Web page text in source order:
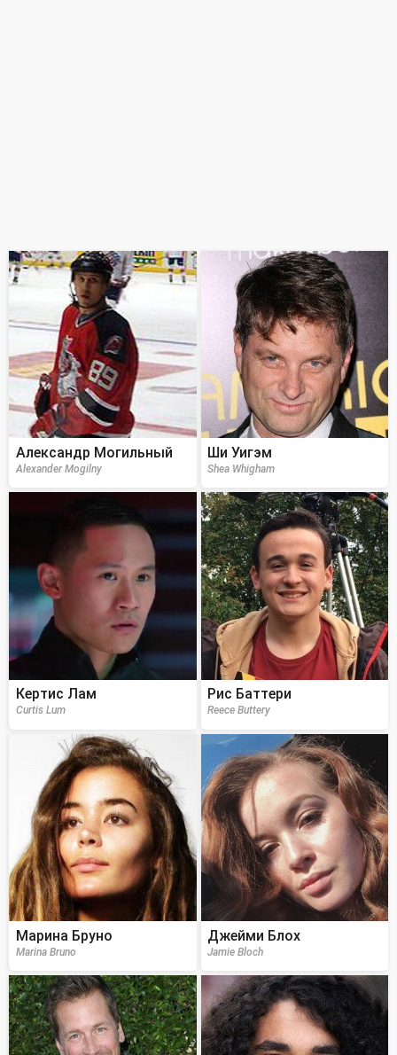
Александр Могильный
Alexander Mogilny
Ши Уигэм
Shea Whigham
Кертис Лам
Curtis Lum
Рис Баттери
Reece Buttery
Марина Бруно
Marina Bruno
Джейми Блох
Jamie Bloch